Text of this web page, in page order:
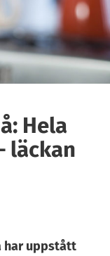
Hela
läckan
har uppstått